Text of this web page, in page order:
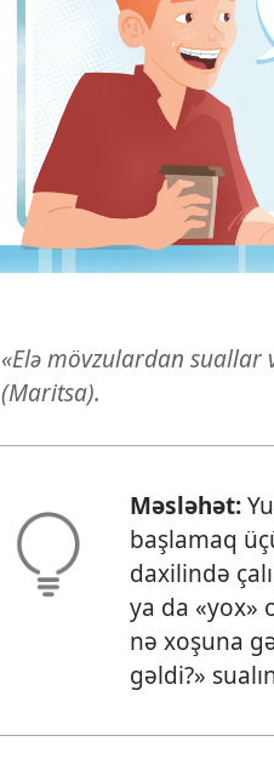
«Elə mövzulardan suallar
(Maritsa).
Məsləhət:
başlamaq
daxilində
ya da «yox»
nə xoşuna
gəldi?»